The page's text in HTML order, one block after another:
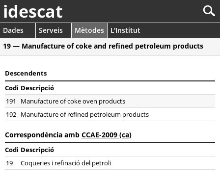
idescat
Dades Serveis Mètodes
L'Institut
19 — Manufacture of coke and refined petroleum products
Descendents
Codi Descripció
191
Manufacture of coke oven products
192 Manufacture of refined petroleum products
Correspondència amb CCAE-2009 (ca)
Codi Descripció
19
Coqueries i refinació del petroli